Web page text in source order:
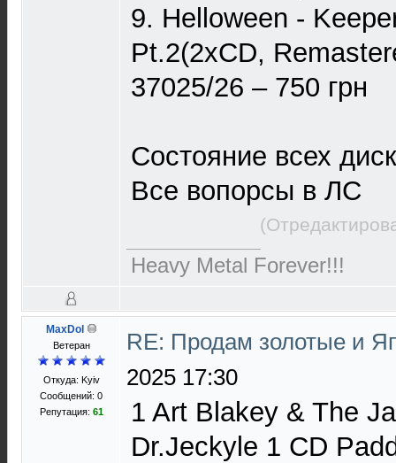
9. Helloween -
Pt.2(2xCD,
37025/26 – 750 грн
Состояние всех
Все вопорсы в ЛС
Heavy Metal Forever!!!
MaxDol
Ветеран
Откуда: Kyiv
Сообщений: 0
Репутация: 61
RE: Продам золотые и
2025 17:30
1 Art Blakey & The
Dr.Jeckyle 1 CD